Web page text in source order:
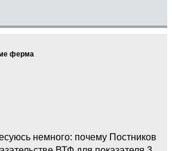
ферма
немного: почему Постников